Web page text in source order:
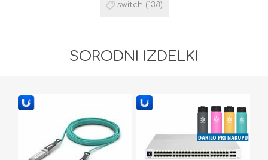
switch (138)
SORODNI IZDELKI